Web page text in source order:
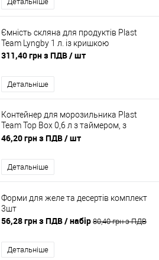
Ємність скляна для продуктів Plast
Team Lyngby 1 л. із кришкою
311,40 грн з ПДВ/ шт
Детальніше
Контейнер для морозильника Plast
Team Top Box 0,6 л з таймером, з
кришкою, харчовий
46,20 грн з ПДВ/ шт
Детальніше
Форми для желе та десертів комплект
3шт
56,28 грн з ПДВ/ набір 80,40 грн з ПДВ
Детальніше